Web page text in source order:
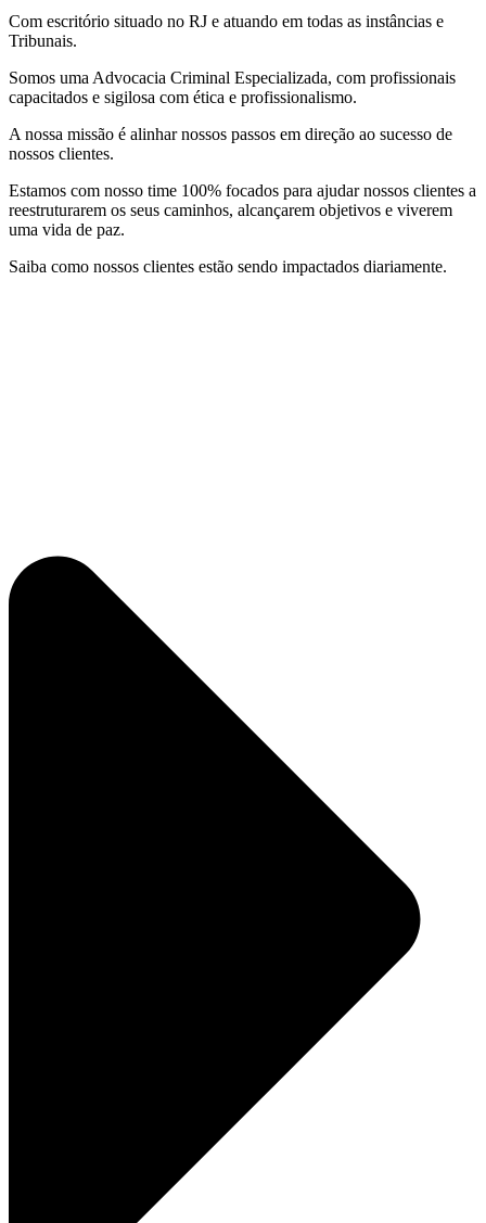
Com escritório situado no RJ e atuando em todas as instâncias e
Tribunais.
Somos uma Advocacia Criminal Especializada, com profissionais
capacitados e sigilosa com ética e profissionalismo.
A nossa missão é alinhar nossos passos em direção ao sucesso de
nossos clientes.
Estamos com nosso time 100% focados para ajudar nossos clientes a
reestruturarem os seus caminhos, alcançarem objetivos e viverem
uma vida de paz.
Saiba como nossos clientes estão sendo impactados diariamente.